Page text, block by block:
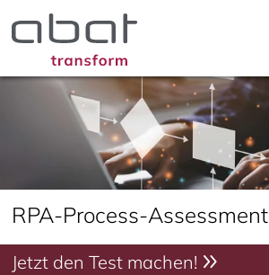
RPA-Process-Assessment
Jetzt den Test machen!